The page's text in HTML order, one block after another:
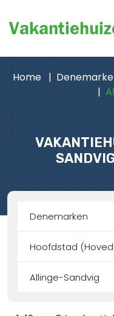
Home
Denemarken
Hoofdstad
Allinge-Sandvig